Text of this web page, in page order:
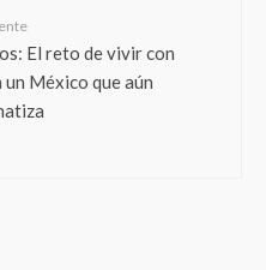
El reto de vivir con
México que aún